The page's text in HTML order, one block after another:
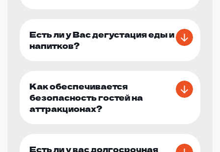
Есть ли у Вас дегустация еды и
напитков?
Как обеспечивается
безопасность гостей на
аттракционах?
Есть ли у вас долгосрочная